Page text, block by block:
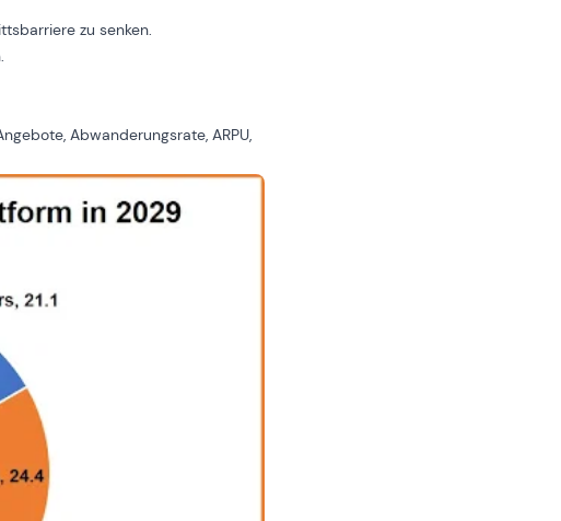
zu senken.
Abwanderungsrate, ARPU,